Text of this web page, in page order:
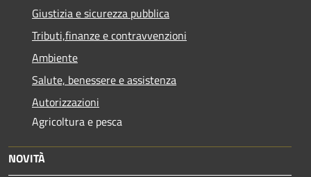
Giustizia e sicurezza pubblica
Tributi,finanze e contravvenzioni
Ambiente
Salute, benessere e assistenza
Autorizzazioni
Agricoltura e pesca
NOVITÀ